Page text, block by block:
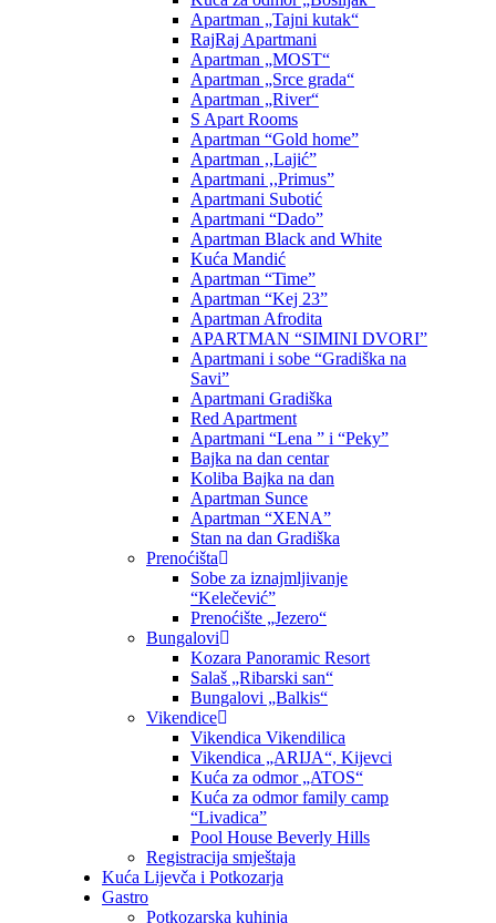
Apartman „Tajni kutak“
RajRaj Apartmani
Apartman „MOST“
Apartman „Srce grada“
Apartman „River“
S Apart Rooms
Apartman “Gold home”
Apartman ,,Lajić”
Apartmani ,,Primus”
Apartmani Subotić
Apartmani “Dado”
Apartman Black and White
Kuća Mandić
Apartman “Time”
Apartman “Kej 23”
Apartman Afrodita
APARTMAN “SIMINI DVORI”
Apartmani i sobe “Gradiška na
Savi”
Apartmani Gradiška
Red Apartment
Apartmani “Lena ” i “Peky”
Bajka na dan centar
Koliba Bajka na dan
Apartman Sunce
Apartman “XENA”
Stan na dan Gradiška
Prenoćišta
Sobe za iznajmljivanje
“Kelečević”
Prenoćište „Jezero“
Bungalovi
Kozara Panoramic Resort
Salaš „Ribarski san“
Bungalovi „Balkis“
Vikendice
Vikendica Vikendilica
Vikendica „ARIJA“, Kijevci
Kuća za odmor „ATOS“
Kuća za odmor family camp
“Livadica”
Pool House Beverly Hills
Registracija smještaja
Kuća Lijevča i Potkozarja
Gastro
Potkozarska kuhinja